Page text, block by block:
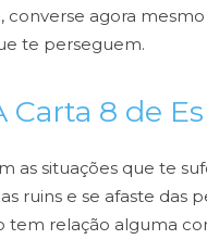
converse agora
te perseguem.
Carta 8 de
as situações que te
ruins e se afaste das
tem relação alguma